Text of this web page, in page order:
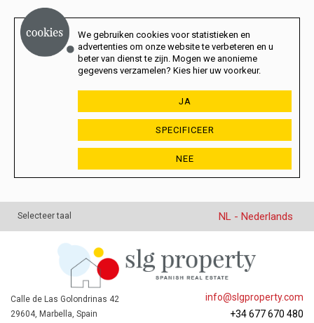
We gebruiken cookies voor statistieken en
advertenties om onze website te verbeteren en u
beter van dienst te zijn. Mogen we anonieme
gegevens verzamelen? Kies hier uw voorkeur.
JA
SPECIFICEER
NEE
Selecteer taal NL - Nederlands
info@slgproperty.com
+34 677 670 480
Calle de Las Golondrinas 42
29604, Marbella, Spain